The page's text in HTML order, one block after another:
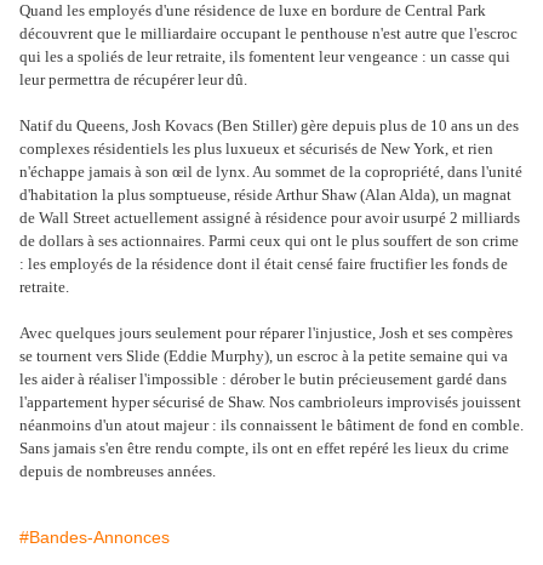
Quand les employés d'une résidence de luxe en bordure de Central Park
découvrent que le milliardaire occupant le penthouse n'est autre que l'escroc
qui les a spoliés de leur retraite, ils fomentent leur vengeance : un casse qui
leur permettra de récupérer leur dû.
Natif du Queens, Josh Kovacs (Ben Stiller) gère depuis plus de 10 ans un des
complexes résidentiels les plus luxueux et sécurisés de New York, et rien
n'échappe jamais à son œil de lynx. Au sommet de la copropriété, dans l'unité
d'habitation la plus somptueuse, réside Arthur Shaw (Alan Alda), un magnat
de Wall Street actuellement assigné à résidence pour avoir usurpé 2 milliards
de dollars à ses actionnaires. Parmi ceux qui ont le plus souffert de son crime
: les employés de la résidence dont il était censé faire fructifier les fonds de
retraite.
Avec quelques jours seulement pour réparer l'injustice, Josh et ses compères
se tournent vers Slide (Eddie Murphy), un escroc à la petite semaine qui va
les aider à réaliser l'impossible : dérober le butin précieusement gardé dans
l'appartement hyper sécurisé de Shaw. Nos cambrioleurs improvisés jouissent
néanmoins d'un atout majeur : ils connaissent le bâtiment de fond en comble.
Sans jamais s'en être rendu compte, ils ont en effet repéré les lieux du crime
depuis de nombreuses années.
#Bandes-Annonces